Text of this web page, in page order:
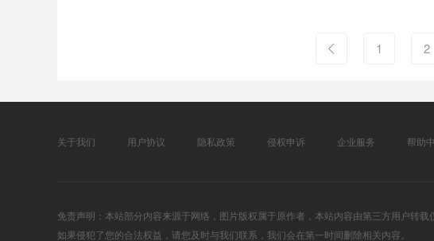
1 2
关于我们 用户协议 隐私政策 侵权申诉 企业服务 帮助
免责声明：本站部分内容来源于网络，图片版权属于原作者，本站内容由第三方用户转
如果侵犯了您的合法权益，请您及时与我们联系，我们会在第一时间删除相关内容。